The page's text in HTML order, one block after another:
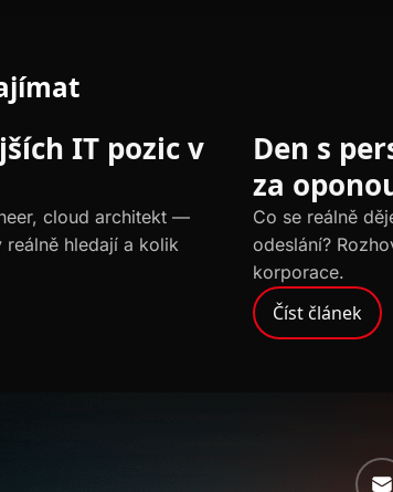
IT pozic v
cloud architekt —
hledají a kolik
Den s
za
Co se reálně
odeslání?
korporace.
Číst článek